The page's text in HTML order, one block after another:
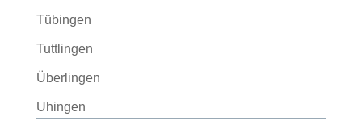
Tübingen
Tuttlingen
Überlingen
Uhingen